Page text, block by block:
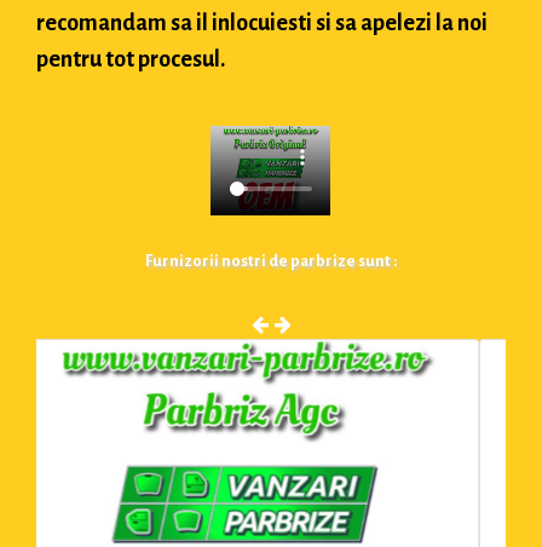
recomandam sa il inlocuiesti si sa apelezi la noi
pentru tot procesul.
Furnizorii nostri de parbrize sunt :